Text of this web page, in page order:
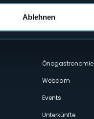
Ablehnen
Önogastronomie
Webcam
Events
Unterkünfte